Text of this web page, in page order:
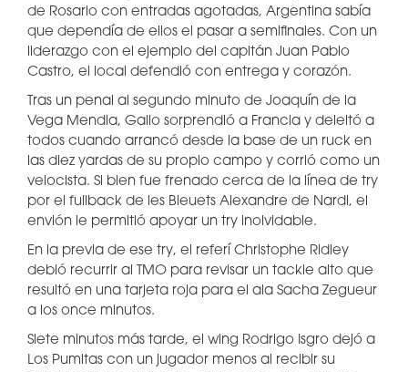
de Rosario con entradas agotadas, Argentina sabía
que dependía de ellos el pasar a semifinales. Con un
liderazgo con el ejemplo del capitán Juan Pablo
Castro, el local defendió con entrega y corazón.
Tras un penal al segundo minuto de Joaquín de la
Vega Mendia, Gallo sorprendió a Francia y deleitó a
todos cuando arrancó desde la base de un ruck en
las diez yardas de su propio campo y corrió como un
velocista. Si bien fue frenado cerca de la línea de try
por el fullback de les Bleuets Alexandre de Nardi, el
envión le permitió apoyar un try inolvidable.
En la previa de ese try, el referí Christophe Ridley
debió recurrir al TMO para revisar un tackle alto que
resultó en una tarjeta roja para el ala Sacha Zegueur
a los once minutos.
Siete minutos más tarde, el wing Rodrigo Isgro dejó a
Los Pumitas con un jugador menos al recibir su